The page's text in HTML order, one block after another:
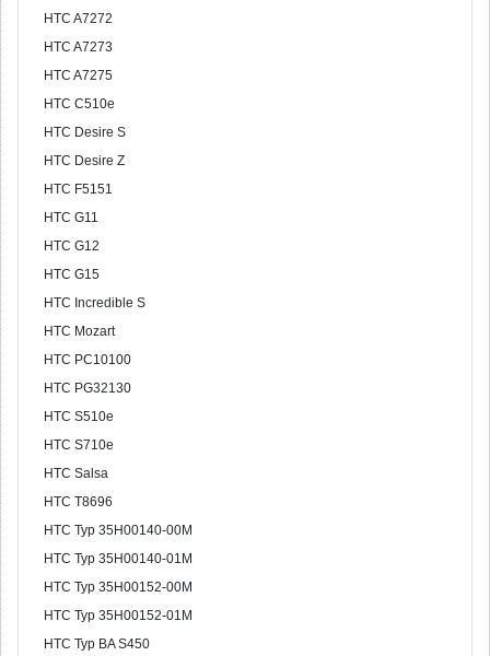
HTC A7272
HTC A7273
HTC A7275
HTC C510e
HTC Desire S
HTC Desire Z
HTC F5151
HTC G11
HTC G12
HTC G15
HTC Incredible S
HTC Mozart
HTC PC10100
HTC PG32130
HTC S510e
HTC S710e
HTC Salsa
HTC T8696
HTC Typ 35H00140-00M
HTC Typ 35H00140-01M
HTC Typ 35H00152-00M
HTC Typ 35H00152-01M
HTC Typ BA S450